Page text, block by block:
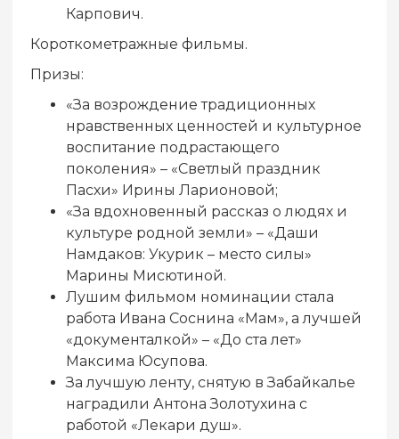
Карпович.
Короткометражные фильмы.
Призы:
«За возрождение традиционных
нравственных ценностей и культурное
воспитание подрастающего
поколения» – «Светлый праздник
Пасхи» Ирины Ларионовой;
«За вдохновенный рассказ о людях и
культуре родной земли» – «Даши
Намдаков: Укурик – место силы»
Марины Мисютиной.
Лушим фильмом номинации стала
работа Ивана Соснина «Мам», а лучшей
«документалкой» – «До ста лет»
Максима Юсупова.
За лучшую ленту, снятую в Забайкалье
наградили Антона Золотухина с
работой «Лекари душ».